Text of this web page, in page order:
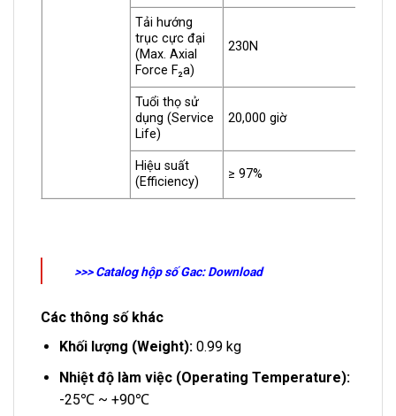
Tải hướng
trục cực đại
(Max. Axial
Force F₂a)
230N
Tuổi thọ sử
dụng (Service
Life)
20,000 giờ
Hiệu suất
(Efficiency)
≥ 97%
>>> Catalog hộp số Gac: Download
Các thông số khác
Khối lượng (Weight):0.99 kg
Nhiệt độ làm việc (Operating Temperature):
-25℃ ~ +90℃